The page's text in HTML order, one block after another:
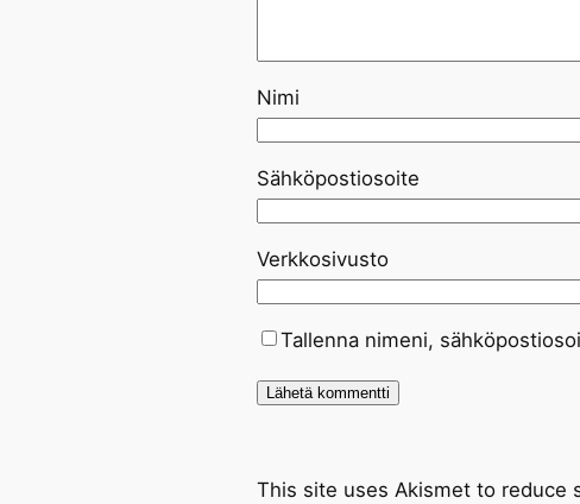
Nimi
Sähköpostiosoite
Verkkosivusto
Tallenna nimeni,
This site uses Akismet to reduce